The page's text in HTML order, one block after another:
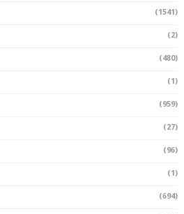
(1541)
(2)
(480)
(1)
(959)
(27)
(96)
(1)
(694)